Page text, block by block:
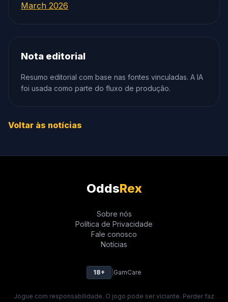
March 2026
Nota editorial
Resumo editorial com base nas fontes vinculadas. A IA
foi usada como parte do fluxo de produção.
Voltar às notícias
OddsRex
Sobre nós
Política de Privacidade
Fale conosco
Notícias
18+ GamCare
Jogue com responsabilidade. O jogo pode ser viciante. Perder faz